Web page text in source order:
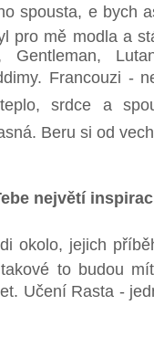
spousta, e bych
pro mě modla a
Gentleman,
Francouzi -
srdce a
Beru si od vech
největí
okolo, jejich
to budou
Učení Rasta -